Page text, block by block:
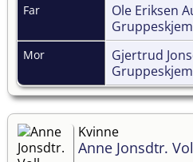
Far Ole Eriksen
Mor Gjertrud
Kvinne
Anne Jonsdtr.